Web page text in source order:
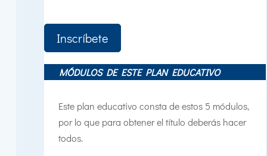
Inscríbete
MÓDULOS DE ESTE PLAN EDUCATIVO
Este plan educativo consta de estos 5 módulos,
por lo que para obtener el título deberás hacer
todos.